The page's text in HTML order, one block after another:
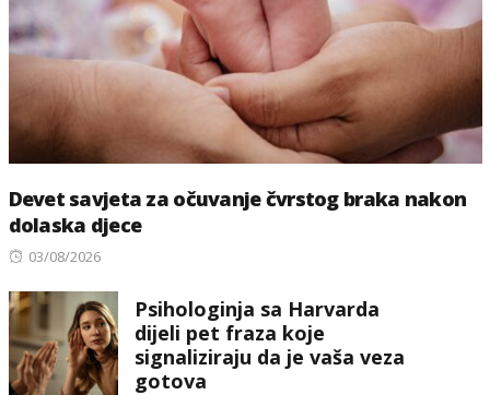
Devet savjeta za očuvanje čvrstog braka nakon
dolaska djece
Posted
03/08/2026
Psihologinja sa Harvarda
dijeli pet fraza koje
signaliziraju da je vaša veza
gotova